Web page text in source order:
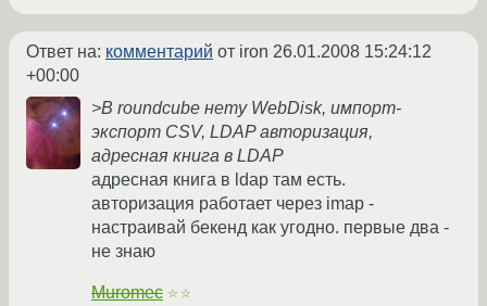
Ответ на: комментарий от iron 26.01.2008 15:24:12
+00:00
>В roundcube нету WebDisk, импорт-
экспорт CSV, LDAP авторизация,
адресная книга в LDAP
адресная книга в ldap там есть.
авторизация работает через imap -
настраивай бекенд как угодно. первые два -
не знаю
Muromec ☆☆